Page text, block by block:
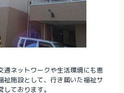
通ネットワークや生活環境にも恵
祉施設として、行き届いた福祉サ
ております。